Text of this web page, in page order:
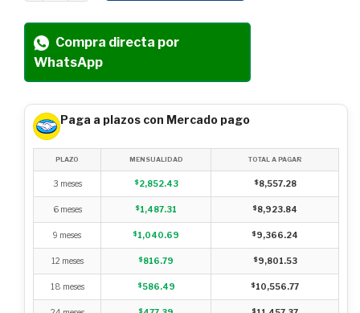
Compra directa por
WhatsApp
Paga a plazos con Mercado pago
PLAZO MENSUALIDAD TOTAL A PAGAR
3 meses $2,852.43 $8,557.28
6 meses $1,487.31 $8,923.84
9 meses $1,040.69 $9,366.24
12 meses $816.79 $9,801.53
18 meses $586.49 $10,556.77
$ $